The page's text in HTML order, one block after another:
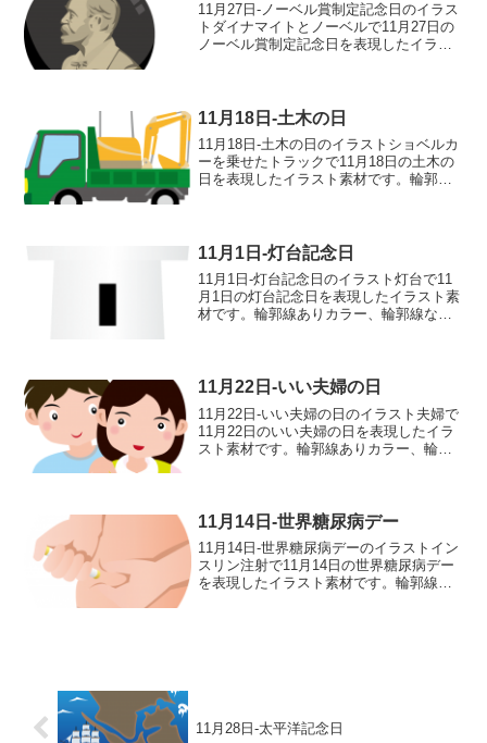
11月27日-ノーベル賞制定記念日のイラス
トダイナマイトとノーベルで11月27日の
ノーベル賞制定記念日を表現したイラス
ノーベルのイ...
11月18日-土木の日
11月18日-土木の日のイラストショベルカ
ーを乗せたトラックで11月18日の土木の
日を表現したイラスト素材です。輪郭線
イラスト輪郭線...
11月1日-灯台記念日
11月1日-灯台記念日のイラスト灯台で11
月1日の灯台記念日を表現したイラスト素
材です。輪郭線ありカラー、輪郭線なし
11月22日-いい夫婦の日
11月22日-いい夫婦の日のイラスト夫婦で
11月22日のいい夫婦の日を表現したイラ
スト素材です。輪郭線ありカラー、輪郭
黒
11月14日-世界糖尿病デー
11月14日-世界糖尿病デーのイラストイン
スリン注射で11月14日の世界糖尿病デー
を表現したイラスト素材です。輪郭線あ
11月28日-太平洋記念日